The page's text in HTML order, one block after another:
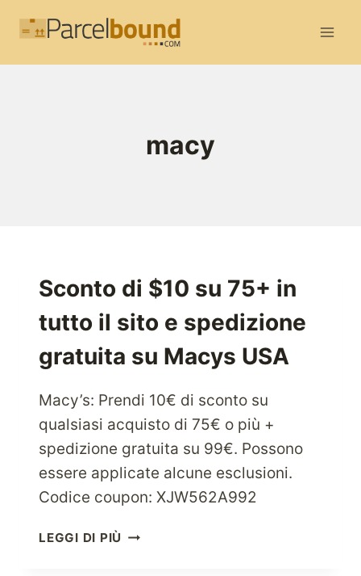
macy
Sconto di $10 su 75+ in
tutto il sito e spedizione
gratuita su Macys USA
Macy’s: Prendi 10€ di sconto su
qualsiasi acquisto di 75€ o più +
spedizione gratuita su 99€. Possono
essere applicate alcune esclusioni.
Codice coupon: XJW562A992
LEGGI DI PIÙ SCONTO